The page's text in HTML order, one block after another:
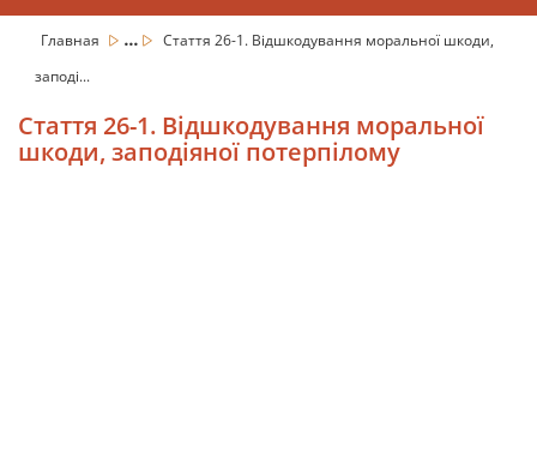
Главная ...
Стаття 26-1. Відшкодування моральної шкоди,
заподі...
Стаття 26-1. Відшкодування моральної
шкоди, заподіяної потерпілому